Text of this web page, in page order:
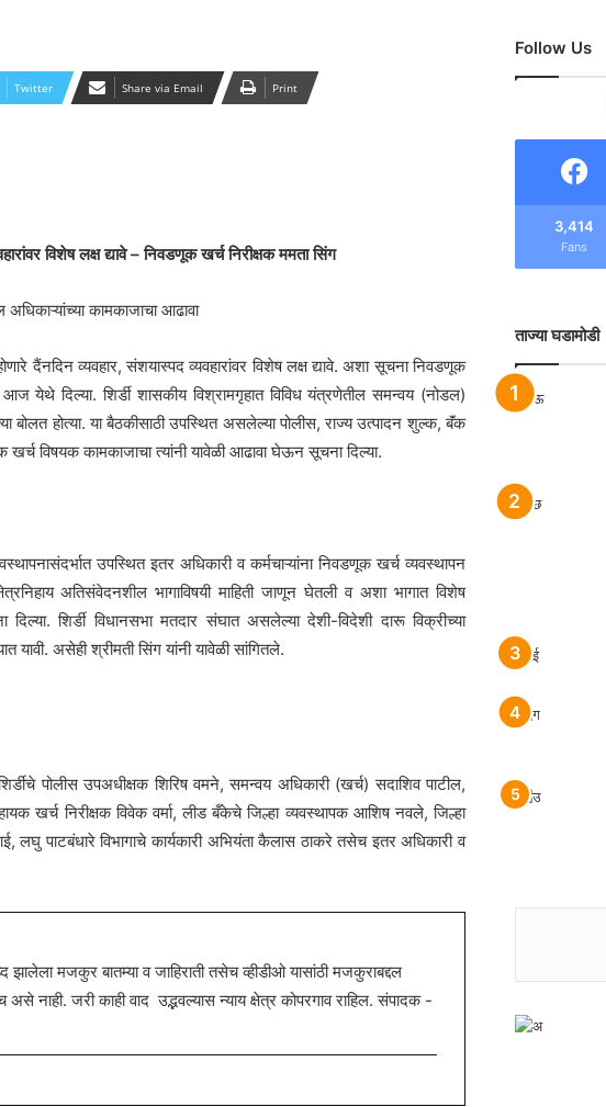
Twitter Share via Email Print
विशेष लक्ष द्यावे – निवडणूक खर्च निरीक्षक ममता सिंग
कामकाजाचा आढावा
दैंनदिन व्यवहार, संशयास्पद व्यवहारांवर विशेष लक्ष द्यावे. अशा सूचना निवडणूक
येथे दिल्या. शिर्डी शासकीय विश्रामगृहात विविध यंत्रणेतील समन्वय (नोडल)
बोलत होत्या. या बैठकीसाठी उपस्थित असलेल्या पोलीस, राज्य उत्पादन शुल्क, बॅंक
विषयक कामकाजाचा त्यांनी यावेळी आढावा घेऊन सूचना दिल्या.
उपस्थित इतर अधिकारी व कर्मचाऱ्यांना निवडणूक खर्च व्यवस्थापन
अतिसंवेदनशील भागाविषयी माहिती जाणून घेतली व अशा भागात विशेष
शिर्डी विधानसभा मतदार संघात असलेल्या देशी-विदेशी दारू विक्रीच्या
यावी. असेही श्रीमती सिंग यांनी यावेळी सांगितले.
पोलीस उपअधीक्षक शिरिष वमने, समन्वय अधिकारी (खर्च) सदाशिव पाटील,
खर्च निरीक्षक विवेक वर्मा, लीड बँकेचे जिल्हा व्यवस्थापक आशिष नवले, जिल्हा
पाटबंधारे विभागाचे कार्यकारी अभियंता कैलास ठाकरे तसेच इतर अधिकारी व
मजकुर बातम्या व जाहिराती तसेच व्हीडीओ यासांठी मजकुराबद्दल
जरी काही वाद उद्भवल्यास न्याय क्षेत्र कोपरगाव राहिल. संपादक -
Follow Us
3,414
Fans
ताज्या घडामोडी